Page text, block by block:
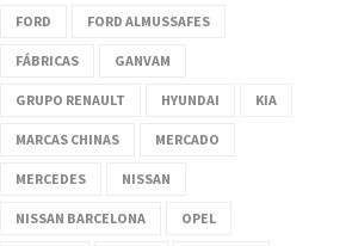
FORD FORD ALMUSSAFES
FÁBRICAS GANVAM
GRUPO RENAULT HYUNDAI KIA
MARCAS CHINAS MERCADO
MERCEDES NISSAN
NISSAN BARCELONA OPEL